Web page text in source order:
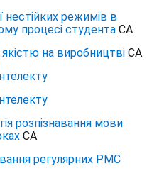
нестійких режимів в
процесі студента СА
на виробництві СА
розпізнавання мови
СА
регулярних PMC